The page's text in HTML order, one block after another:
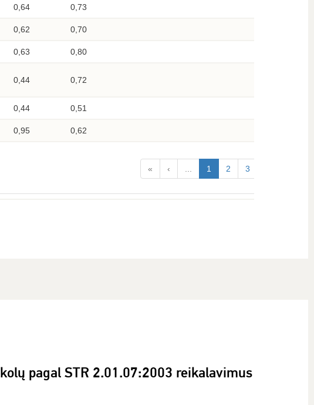
0,64 0,73
0,62 0,70
0,63 0,80
0,44 0,72
0,44 0,51
0,95 0,62
« ‹ 1 2 3
pagal STR 2.01.07:2003 reikalavimus